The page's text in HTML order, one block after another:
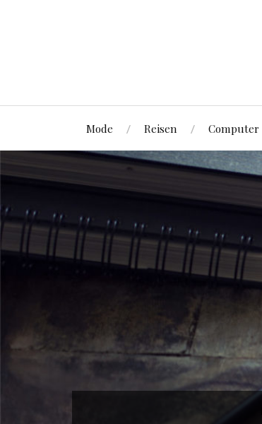
Mode Reisen Computer